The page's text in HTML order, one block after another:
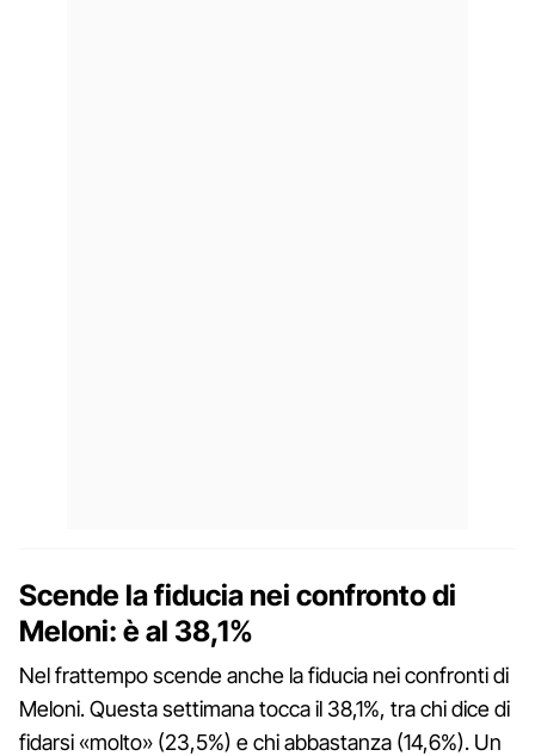
Scende la fiducia nei confronto di
Meloni: è al 38,1%
Nel frattempo scende anche la fiducia nei confronti di
Meloni. Questa settimana tocca il 38,1%, tra chi dice di
fidarsi «molto» (23,5%) e chi abbastanza (14,6%). Un